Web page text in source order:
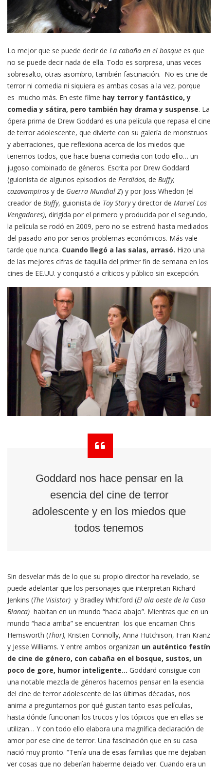
Lo mejor que se puede decir de La cabaña en el bosque es que
no se puede decir nada de ella. Todo es sorpresa, unas veces
sobresalto, otras asombro, también fascinación. No es cine de
terror ni comedia ni siquiera es ambas cosas a la vez, porque
es mucho más. En este filme hay terror y fantástico, y
comedia y sátira, pero también hay drama y suspense. La
ópera prima de Drew Goddard es una película que repasa el cine
de terror adolescente, que divierte con su galería de monstruos
y aberraciones, que reflexiona acerca de los miedos que
tenemos todos, que hace buena comedia con todo ello… un
jugoso combinado de géneros. Escrita por Drew Goddard
(guionista de algunos episodios de Perdidos, de Buffy,
cazavampiros y de Guerra Mundial Z) y por Joss Whedon (el
creador de Buffy, guionista de Toy Storyy director de Marvel Los
Vengadores), dirigida por el primero y producida por el segundo,
la película se rodó en 2009, pero no se estrenó hasta mediados
del pasado año por serios problemas económicos. Más vale
tarde que nunca. Cuando llegó a las salas, arrasó. Hizo una
de las mejores cifras de taquilla del primer fin de semana en los
cines de EE.UU. y conquistó a críticos y público sin excepción.
Goddard nos hace pensar en la
esencia del cine de terror
adolescente y en los miedos que
todos tenemos
Sin desvelar más de lo que su propio director ha revelado, se
puede adelantar que los personajes que interpretan Richard
Jenkins (The Visistor) y Bradley Whitford (El ala oeste de la Casa
Blanca) habitan en un mundo “hacia abajo”. Mientras que en un
mundo “hacia arriba” se encuentran los que encarnan Chris
Hemsworth (Thor), Kristen Connolly, Anna Hutchison, Fran Kranz
y Jesse Williams. Y entre ambos organizan un auténtico festín
de cine de género, con cabaña en el bosque, sustos, un
poco de gore, humor inteligente… Goddard consigue con
una notable mezcla de géneros hacernos pensar en la esencia
del cine de terror adolescente de las últimas décadas, nos
anima a preguntarnos por qué gustan tanto esas películas,
hasta dónde funcionan los trucos y los tópicos que en ellas se
utilizan… Y con todo ello elabora una magnífica declaración de
amor por ese cine de terror. Una fascinación que en su casa
nació muy pronto. “Tenía una de esas familias que me dejaban
ver cosas que no deberían haberme dejado ver. Cuando era un